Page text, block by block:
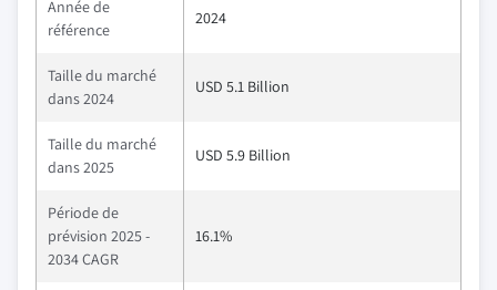
Année de
référence
2024
Taille du marché
dans 2024
USD 5.1 Billion
Taille du marché
dans 2025
USD 5.9 Billion
Période de
prévision 2025 -
2034 CAGR
16.1%